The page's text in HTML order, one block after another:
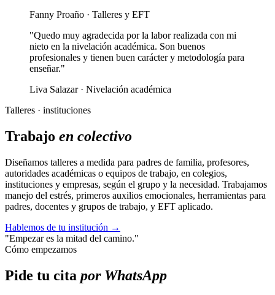
Fanny Proaño · Talleres y EFT
"Quedo muy agradecida por la labor realizada con mi
nieto en la nivelación académica. Son buenos
profesionales y tienen buen carácter y metodología para
enseñar."
Liva Salazar · Nivelación académica
Talleres · instituciones
Trabajo en colectivo
Diseñamos talleres a medida para padres de familia, profesores,
autoridades académicas o equipos de trabajo, en colegios,
instituciones y empresas, según el grupo y la necesidad. Trabajamos
manejo del estrés, primeros auxilios emocionales, herramientas para
padres, docentes y grupos de trabajo, y EFT aplicado.
Hablemos de tu institución →
"Empezar es la mitad del camino."
Cómo empezamos
Pide tu cita por WhatsApp